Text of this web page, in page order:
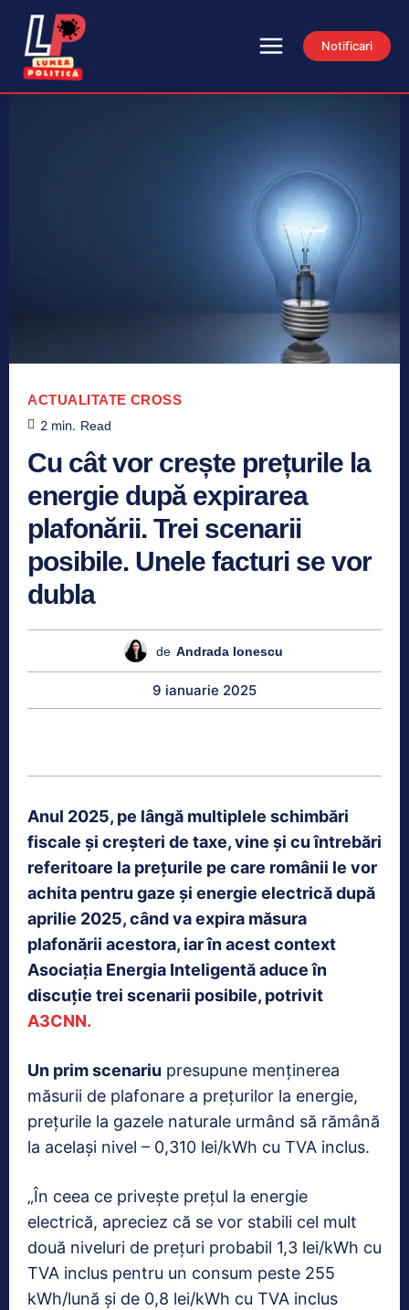
Notificari
ACTUALITATE CROSS
2 min. Read
Cu cât vor crește prețurile la
energie după expirarea
plafonării. Trei scenarii
posibile. Unele facturi se vor
dubla
de Andrada Ionescu
9 ianuarie 2025
Anul 2025, pe lângă multiplele schimbări
fiscale şi creşteri de taxe, vine şi cu întrebări
referitoare la preţurile pe care românii le vor
achita pentru gaze şi energie electrică după
aprilie 2025, când va expira măsura
plafonării acestora, iar în acest context
Asociaţia Energia Inteligentă aduce în
discuţie trei scenarii posibile, potrivit
A3CNN.
Un prim scenariu presupune menţinerea
măsurii de plafonare a preţurilor la energie,
preţurile la gazele naturale urmând să rămână
la acelaşi nivel – 0,310 lei/kWh cu TVA inclus.
„În ceea ce priveşte preţul la energie
electrică, apreciez că se vor stabili cel mult
două niveluri de preţuri probabil 1,3 lei/kWh cu
TVA inclus pentru un consum peste 255
kWh/lună şi de 0,8 lei/kWh cu TVA inclus